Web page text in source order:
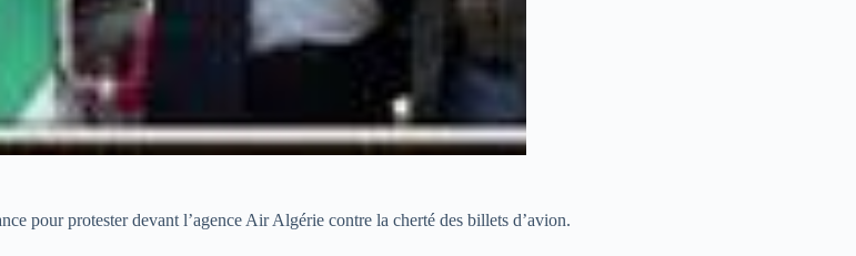
pour protester devant l’agence Air Algérie contre la cherté des billets d’avion.